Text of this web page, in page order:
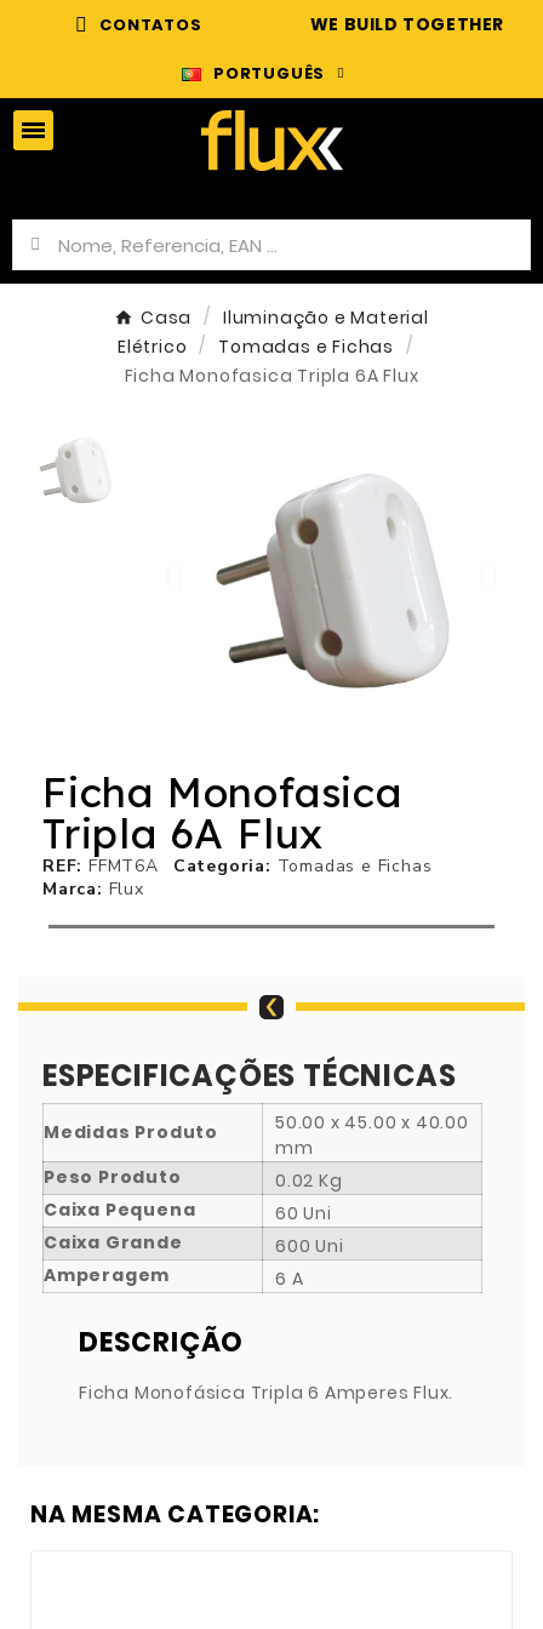
CONTATOS WE BUILD TOGETHER
PORTUGUÊS
Casa
Iluminação e Material
Elétrico
Tomadas e Fichas
Ficha Monofasica Tripla 6A Flux
Ficha Monofasica
Tripla 6A Flux
REF FFMT6A Categoria
Tomadas e Fichas
Marca
Flux
ESPECIFICAÇÕES TÉCNICAS
Medidas Produto
50.00 x 45.00 x 40.00
mm
Peso Produto
0.02 Kg
Caixa Pequena
60 Uni
Caixa Grande
600 Uni
Amperagem
6 A
DESCRIÇÃO
Ficha Monofásica Tripla 6 Amperes Flux.
NA MESMA CATEGORIA: